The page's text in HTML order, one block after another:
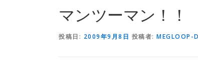
マンツーマン！！
投稿日: 2009年9月8日 投稿者: MEGLOOP-